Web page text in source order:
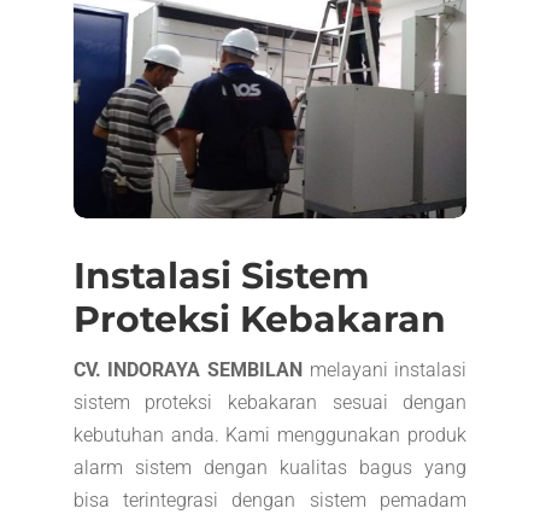
Instalasi Sistem
Proteksi Kebakaran
CV. INDORAYA SEMBILAN melayani instalasi
sistem proteksi kebakaran sesuai dengan
kebutuhan anda. Kami menggunakan produk
alarm sistem dengan kualitas bagus yang
bisa terintegrasi dengan sistem pemadam